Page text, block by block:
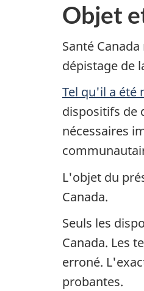
Objet
Santé
dépistage de
Tel qu'il a été
dispositifs de
nécessaires
L'objet du
Canada.
Seuls les
Canada. Les
erroné.
probantes.